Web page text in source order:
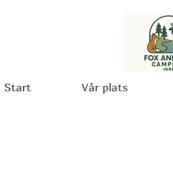
Start Vår plats